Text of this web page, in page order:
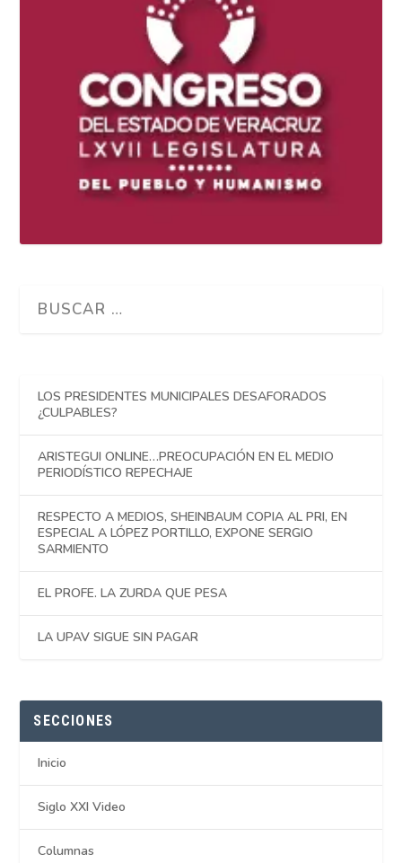
LOS PRESIDENTES MUNICIPALES DESAFORADOS
¿CULPABLES?
ARISTEGUI ONLINE…PREOCUPACIÓN EN EL MEDIO
PERIODÍSTICO REPECHAJE
RESPECTO A MEDIOS, SHEINBAUM COPIA AL PRI, EN
ESPECIAL A LÓPEZ PORTILLO, EXPONE SERGIO
SARMIENTO
EL PROFE. LA ZURDA QUE PESA
LA UPAV SIGUE SIN PAGAR
SECCIONES
Inicio
Siglo XXI Video
Columnas